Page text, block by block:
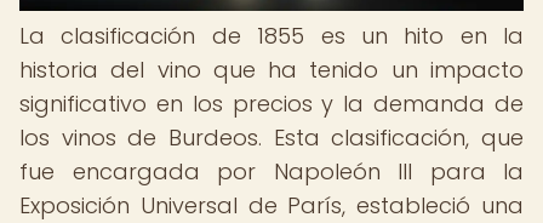
La clasificación de 1855 es un hito en la
historia del vino que ha tenido un impacto
significativo en los precios y la demanda de
los vinos de Burdeos. Esta clasificación, que
fue encargada por Napoleón III para la
Exposición Universal de París, estableció una